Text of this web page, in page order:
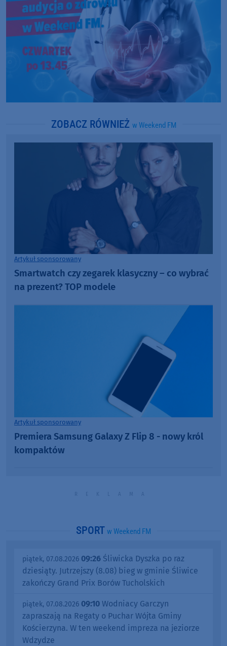
ZOBACZ RÓWNIEŻ w Weekend FM
Artykuł sponsorowany
Smartwatch czy zegarek klasyczny – co wybrać
na prezent? TOP modele
Artykuł sponsorowany
Premiera Samsung Galaxy Z Flip 8 - nowy król
kompaktów
SPORT w Weekend FM
piątek, 07.08.2026 09:26 Śliwicka Dyszka po raz
dziesiąty. Jutrzejszy (8.08) bieg w gminie Śliwice
zakończy Grand Prix Borów Tucholskich
piątek, 07.08.2026 09:10 Wodniacy Garczyn
zapraszają na Regaty o Puchar Wójta Gminy
Kościerzyna. W ten weekend impreza na jeziorze
Wdzydze